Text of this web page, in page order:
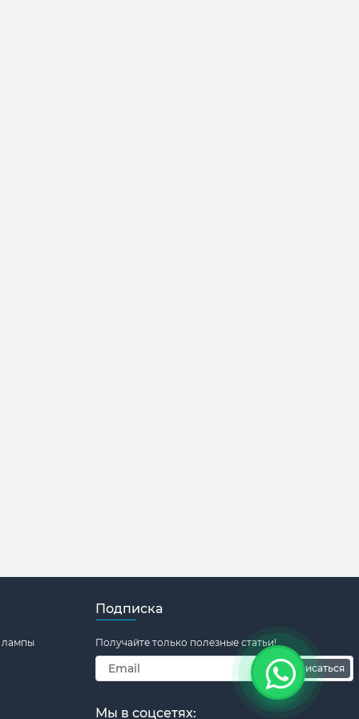
лампы
Подписка
Получайте только полезные статьи!
Подписаться
Мы в соцсетях: